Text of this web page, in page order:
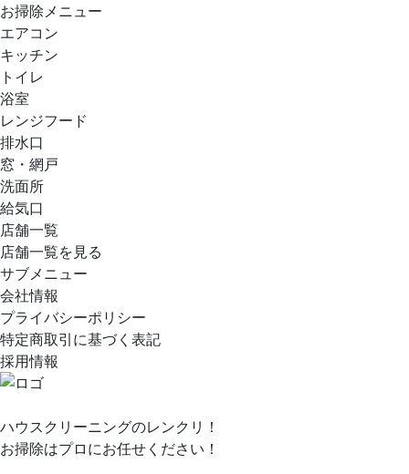
お掃除メニュー
エアコン
キッチン
トイレ
浴室
レンジフード
排水口
窓・網戸
洗面所
給気口
店舗一覧
店舗一覧を見る
サブメニュー
会社情報
プライバシーポリシー
特定商取引に基づく表記
採用情報
ハウスクリーニングのレンクリ！
お掃除はプロにお任せください！